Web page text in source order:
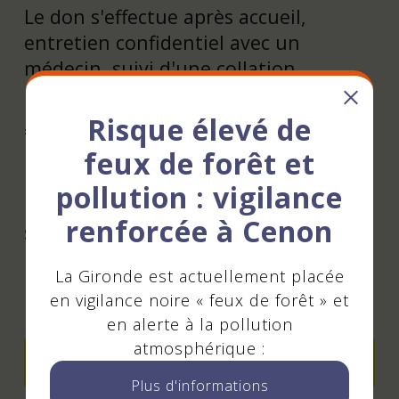
Le don s'effectue après accueil,
entretien confidentiel avec un
médecin, suivi d'une collation.
Un don de sang = une heure de temps
= trois vies sauvées !
Tarifs
sur inscription
Contact - Réservation
Réserver en ligne
Risque élevé de
feux de forêt et
pollution : vigilance
renforcée à Cenon
La Gironde est actuellement placée
en vigilance noire « feux de forêt » et
en alerte à la pollution
atmosphérique :
Plus d'informations